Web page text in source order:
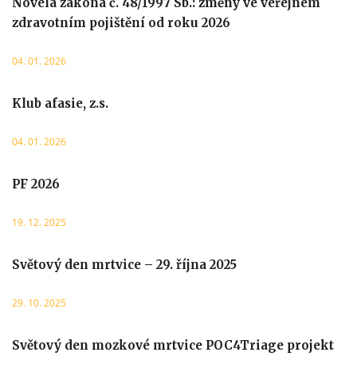
zdravotním pojištění od roku 2026
04. 01. 2026
Klub afasie, z.s.
04. 01. 2026
PF 2026
19. 12. 2025
Světový den mrtvice – 29. října 2025
29. 10. 2025
Světový den mozkové mrtvice POC4Triage projekt